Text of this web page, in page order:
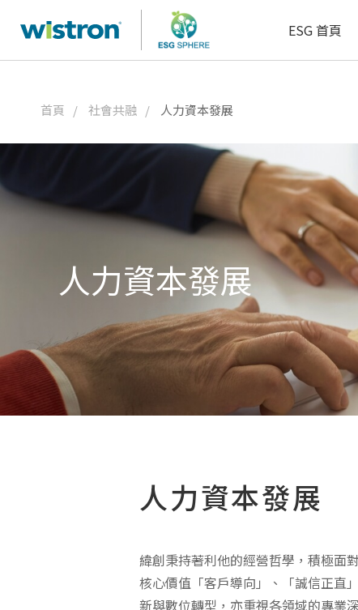
ESG 首頁
首頁 社會共融 人力資本發展
人力資本發展
人力資本發展
緯創秉持著利他的經營哲學，積極面
核心價值「客戶導向」、「誠信正直
新與數位轉型，亦重視各領域的專業